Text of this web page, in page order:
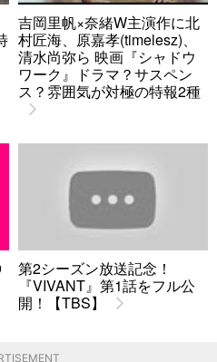
吉岡里帆×奈緒W主演作に北
村匠海、原嘉孝(timelesz)、
清水尚弥ら 映画『シャドウ
ワーク』ドラマ？サスペン
ス？雰囲気が対極の特報2種
第2シーズン放送記念！
『VIVANT』第1話をフル公
開！【TBS】